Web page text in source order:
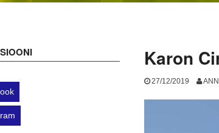
Karon
27/12/2019